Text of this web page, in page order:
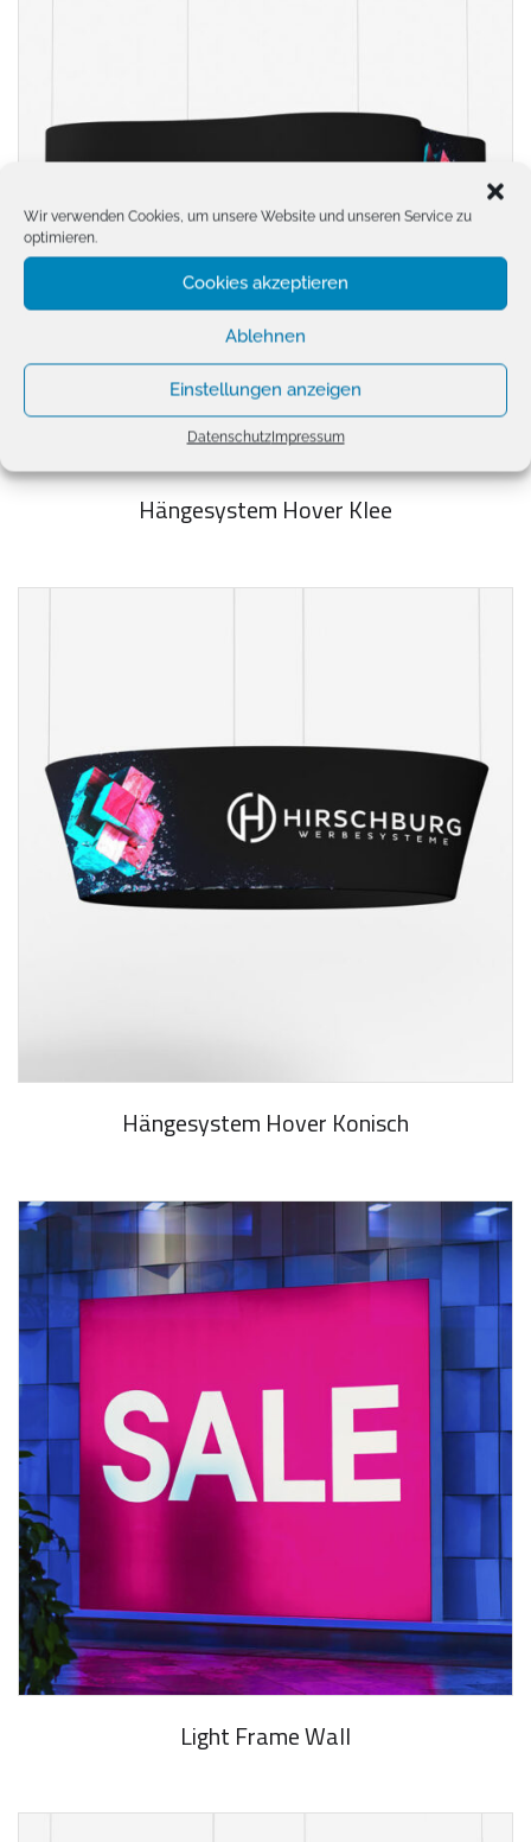
Wir verwenden Cookies, um unsere Website und unseren Service zu
optimieren.
Cookies akzeptieren
Ablehnen
Einstellungen anzeigen
DatenschutzImpressum
Hängesystem Hover Klee
Hängesystem Hover Konisch
Light Frame Wall